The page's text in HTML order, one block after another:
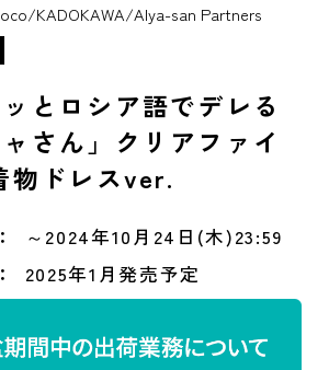
KADOKAWA/Alya-san Partners
ッとロシア語でデレる
さん」クリアファイ
物ドレスver.
～2024年10月24日(木)23:59
2025年1月発売予定